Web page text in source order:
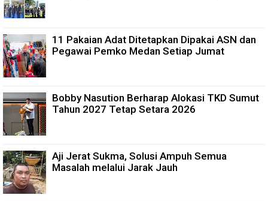
11 Pakaian Adat Ditetapkan Dipakai ASN dan
Pegawai Pemko Medan Setiap Jumat
Bobby Nasution Berharap Alokasi TKD Sumut
Tahun 2027 Tetap Setara 2026
Aji Jerat Sukma, Solusi Ampuh Semua
Masalah melalui Jarak Jauh